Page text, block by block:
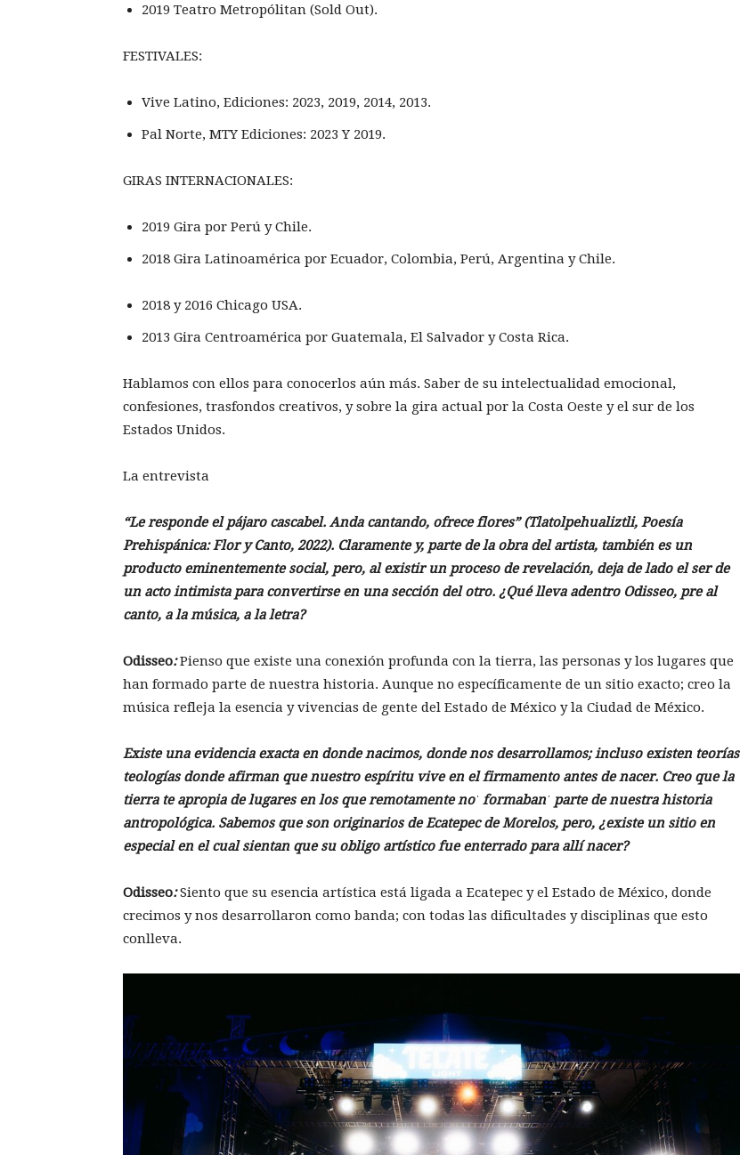
2019 Teatro Metropólitan (Sold Out).
FESTIVALES:
Vive Latino, Ediciones: 2023, 2019, 2014, 2013.
Pal Norte, MTY Ediciones: 2023 Y 2019.
GIRAS INTERNACIONALES:
2019 Gira por Perú y Chile.
2018 Gira Latinoamérica por Ecuador, Colombia, Perú, Argentina y Chile.
2018 y 2016 Chicago USA.
2013 Gira Centroamérica por Guatemala, El Salvador y Costa Rica.
Hablamos con ellos para conocerlos aún más. Saber de su intelectualidad emocional,
confesiones, trasfondos creativos, y sobre la gira actual por la Costa Oeste y el sur de los
Estados Unidos.
La entrevista
“Le responde el pájaro cascabel. Anda cantando, ofrece flores” (Tlatolpehualiztli, Poesía
Prehispánica: Flor y Canto, 2022). Claramente y, parte de la obra del artista, también es un
producto eminentemente social, pero, al existir un proceso de revelación, deja de lado el ser de
un acto intimista para convertirse en una sección del otro. ¿Qué lleva adentro Odisseo, pre al
canto, a la música, a la letra?
Odisseo:Pienso que existe una conexión profunda con la tierra, las personas y los lugares que
han formado parte de nuestra historia. Aunque no específicamente de un sitio exacto; creo la
música refleja la esencia y vivencias de gente del Estado de México y la Ciudad de México.
Existe una evidencia exacta en donde nacimos, donde nos desarrollamos; incluso existen teorías
teologías donde afirman que nuestro espíritu vive en el firmamento antes de nacer. Creo que la
tierra te apropia de lugares en los que remotamente noˈ formabanˈ parte de nuestra historia
antropológica. Sabemos que son originarios de Ecatepec de Morelos, pero, ¿existe un sitio en
especial en el cual sientan que su obligo artístico fue enterrado para allí nacer?
Odisseo:Siento que su esencia artística está ligada a Ecatepec y el Estado de México, donde
crecimos y nos desarrollaron como banda; con todas las dificultades y disciplinas que esto
conlleva.